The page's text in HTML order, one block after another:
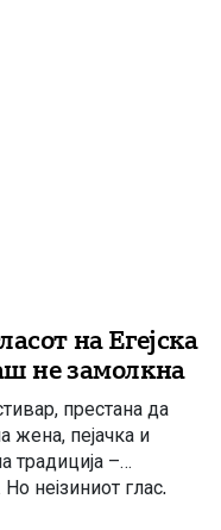
на Егејска
не замолкна
престана да
жена, пејачка и
традиција –
нејзиниот глас,
приказна